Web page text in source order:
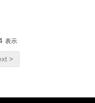
表示
>